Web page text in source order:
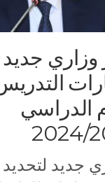
وزاري جديد
الدراسي
2024/
جديد